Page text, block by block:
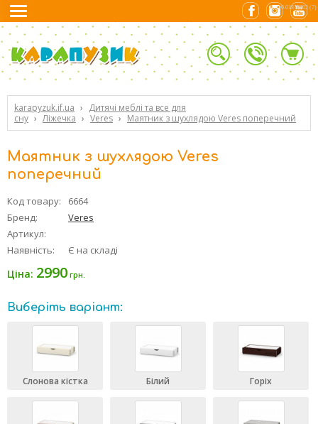
karapyzuk.if.ua › Дитячі меблі та все для
сну › Ліжечка › Veres › Маятник з шухлядою Veres поперечний
Маятник з шухлядою Veres
поперечний
Код товару:
6664
Бренд:
Veres
Артикул:
Наявність:
Є на складі
Ціна: 2990 грн.
Виберіть варіант:
Слонова кістка Білий Горіх
0.01816702 (7)